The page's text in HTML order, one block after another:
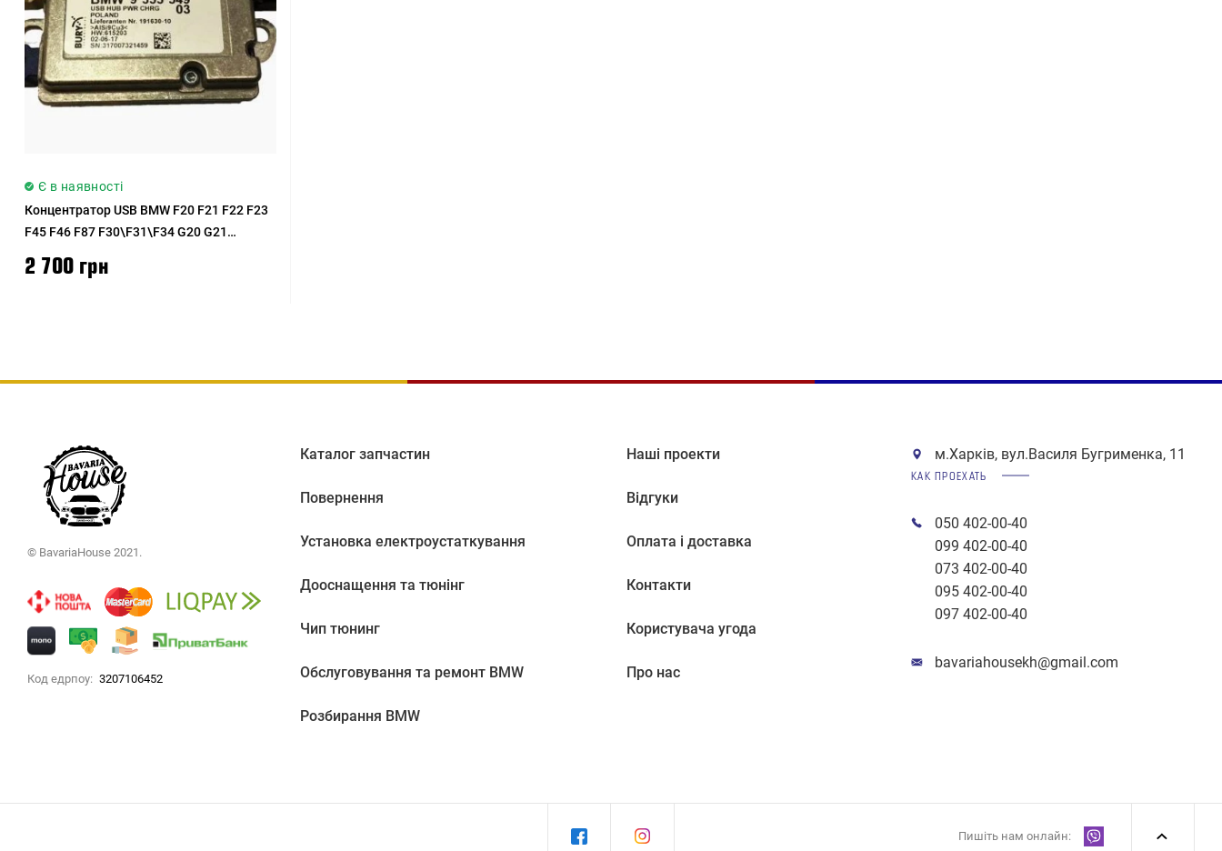
Є в наявності
Концентратор USB BMW F20 F21 F22 F23
F45 F46 F87 F30\F31\F34 G20 G21
G11 G12 G15 F39 F25 G01 F97 F26 G02
2 700 грн
© BavariaHouse 2021.
Код едрпоу: 3207106452
Каталог запчастин
Повернення
Установка електроустаткування
Дооснащення та тюнінг
Чип тюнинг
Обслуговування та ремонт BMW
Розбирання BMW
Наші проекти
Відгуки
Оплата і доставка
Контакти
Користувача угода
Про нас
м.Харків, вул.Василя Бугрименка, 11
КАК ПРОЕХАТЬ
050 402-00-40
099 402-00-40
073 402-00-40
095 402-00-40
097 402-00-40
bavariahousekh@gmail.com
Пишіть нам онлайн: